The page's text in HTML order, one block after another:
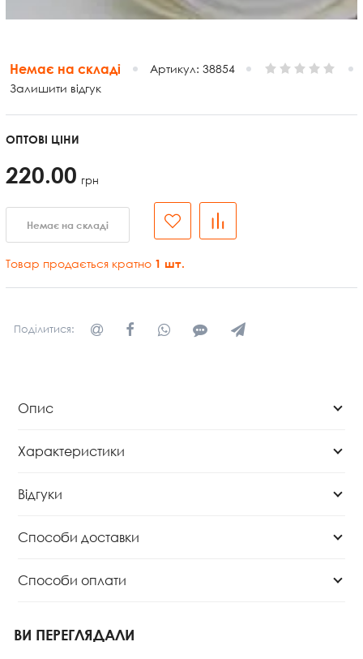
Немає на складі Артикул: 38854
Залишити відгук
ОПТОВІ ЦІНИ
220.00 грн
Немає на складі
Товар продається кратно 1 шт.
Поділитися:
Опис
Характеристики
Відгуки
Способи доставки
Способи оплати
ВИ ПЕРЕГЛЯДАЛИ